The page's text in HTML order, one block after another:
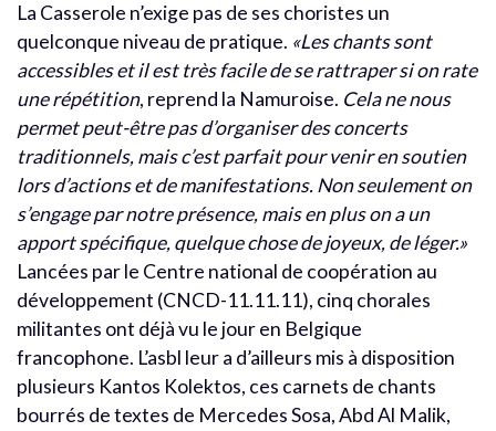
La Casserole n’exige pas de ses choristes un
quelconque niveau de pratique. «Les chants sont
accessibles et il est très facile de se rattraper si on rate
une répétition, reprend la Namuroise. Cela ne nous
permet peut-être pas d’organiser des concerts
traditionnels, mais c’est parfait pour venir en soutien
lors d’actions et de manifestations. Non seulement on
s’engage par notre présence, mais en plus on a un
apport spécifique, quelque chose de joyeux, de léger.»
Lancées par le Centre national de coopération au
développement (CNCD-11.11.11), cinq chorales
militantes ont déjà vu le jour en Belgique
francophone. L’asbl leur a d’ailleurs mis à disposition
plusieurs Kantos Kolektos, ces carnets de chants
bourrés de textes de Mercedes Sosa, Abd Al Malik,